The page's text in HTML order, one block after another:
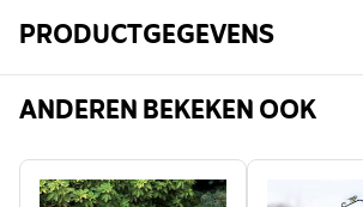
PRODUCTGEGEVENS
Art.nr. 320000120
Breedte
ANDEREN BEKEKEN OOK